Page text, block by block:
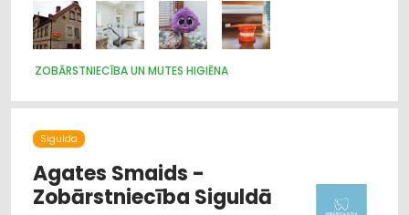
ZOBĀRSTNIECĪBA UN MUTES HIGIĒNA
Sigulda
Agates Smaids -
Zobārstniecība Siguldā